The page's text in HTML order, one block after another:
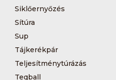
Siklőernyőzés
Sítúra
Sup
Tájkerékpár
Teljesítménytúrázás
Teqball